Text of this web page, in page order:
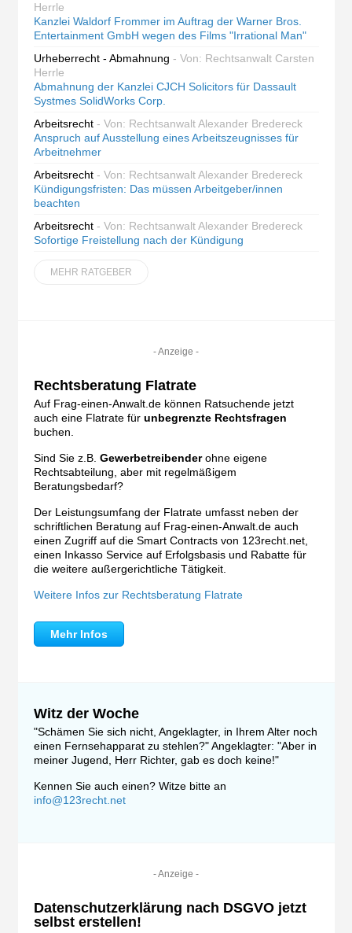
Herrle
Kanzlei Waldorf Frommer im Auftrag der Warner Bros.
Entertainment GmbH wegen des Films "Irrational Man"
Urheberrecht - Abmahnung - Von: Rechtsanwalt Carsten
Herrle
Abmahnung der Kanzlei CJCH Solicitors für Dassault
Systmes SolidWorks Corp.
Arbeitsrecht - Von: Rechtsanwalt Alexander Bredereck
Anspruch auf Ausstellung eines Arbeitszeugnisses für
Arbeitnehmer
Arbeitsrecht - Von: Rechtsanwalt Alexander Bredereck
Kündigungsfristen: Das müssen Arbeitgeber/innen
beachten
Arbeitsrecht - Von: Rechtsanwalt Alexander Bredereck
Sofortige Freistellung nach der Kündigung
MEHR RATGEBER
- Anzeige -
Rechtsberatung Flatrate
Auf Frag-einen-Anwalt.de können Ratsuchende jetzt
auch eine Flatrate für unbegrenzte Rechtsfragen
buchen.
Sind Sie z.B. Gewerbetreibenderohne eigene
Rechtsabteilung, aber mit regelmäßigem
Beratungsbedarf?
Der Leistungsumfang der Flatrate umfasst neben der
schriftlichen Beratung auf Frag-einen-Anwalt.de auch
einen Zugriff auf die Smart Contracts von 123recht.net,
einen Inkasso Service auf Erfolgsbasis und Rabatte für
die weitere außergerichtliche Tätigkeit.
Weitere Infos zur Rechtsberatung Flatrate
Mehr Infos
Witz der Woche
"Schämen Sie sich nicht, Angeklagter, in Ihrem Alter noch
einen Fernsehapparat zu stehlen?" Angeklagter: "Aber in
meiner Jugend, Herr Richter, gab es doch keine!"
Kennen Sie auch einen? Witze bitte an
info@123recht.net
- Anzeige -
Datenschutzerklärung nach DSGVO jetzt
selbst erstellen!